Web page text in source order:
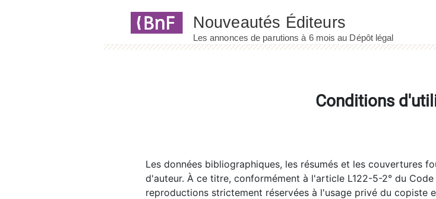
Conditions
Les données bibliographiques, les résumés et les couvertures
d'auteur. À ce titre, conformément à l'article L122-5-2° du
reproductions strictement réservées à l'usage privé du copiste